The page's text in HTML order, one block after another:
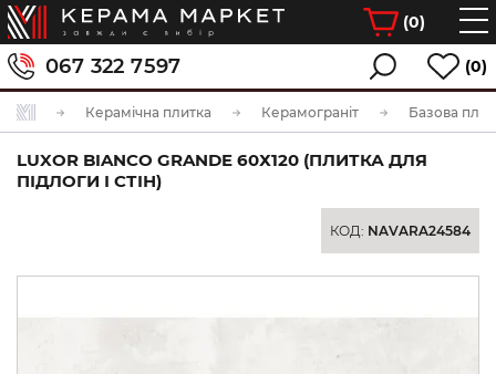
(0)
067 322 7597 (0)
Керамічна плитка Керамограніт Базова
LUXOR BIANCO GRANDE 60Х120 (ПЛИТКА ДЛЯ
ПІДЛОГИ І СТІН)
КОД: NAVARA24584